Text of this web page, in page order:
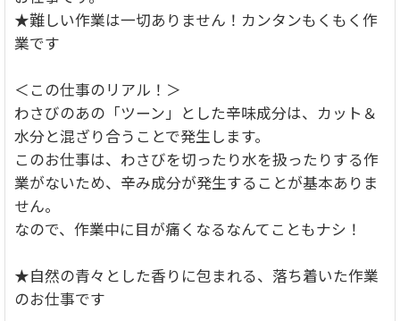
★難しい作業は一切ありません！カンタンもくもく作
業です
＜この仕事のリアル！＞
わさびのあの「ツーン」とした辛味成分は、カット＆
水分と混ざり合うことで発生します。
このお仕事は、わさびを切ったり水を扱ったりする作
業がないため、辛み成分が発生することが基本ありま
せん。
なので、作業中に目が痛くなるなんてこともナシ！
★自然の青々とした香りに包まれる、落ち着いた作業
のお仕事です